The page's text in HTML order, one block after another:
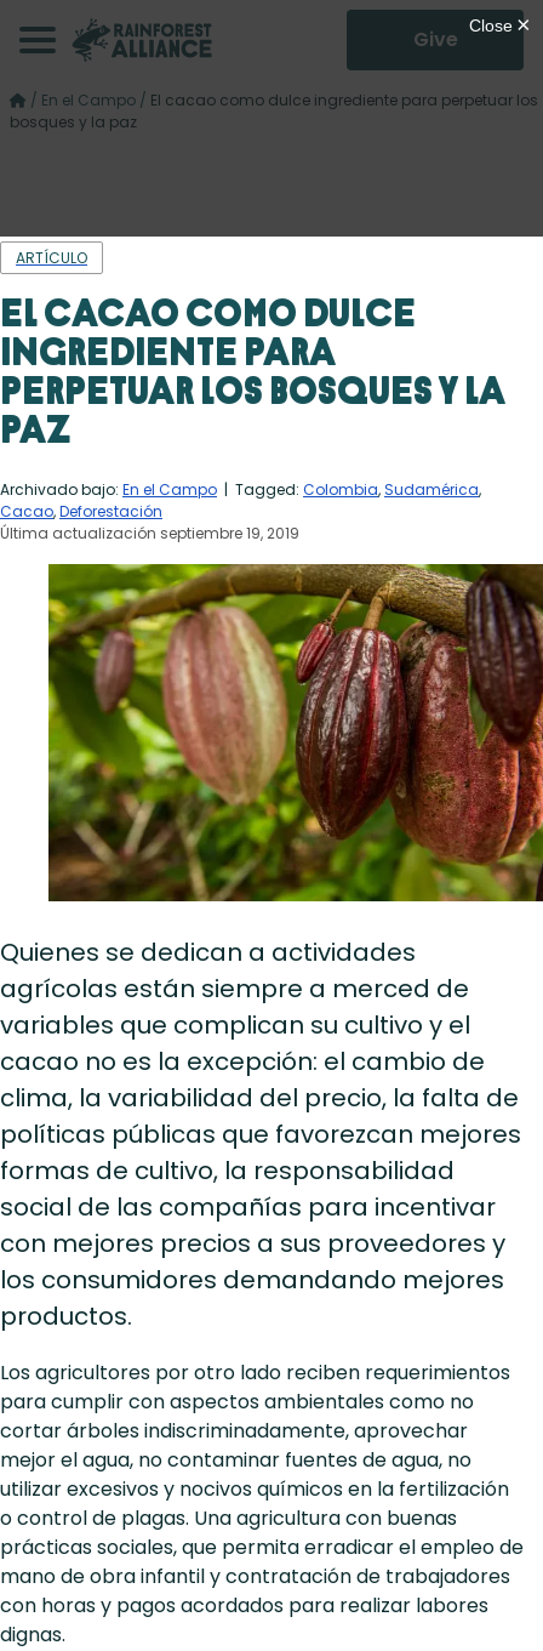
Give
/ En el Campo / El cacao como dulce ingrediente para perpetuar los
bosques y la paz
ARTÍCULO
El cacao como dulce
ingrediente para
perpetuar los bosques y la
paz
Archivado bajo: En el Campo | Tagged: Colombia,Sudamérica,
Cacao,Deforestación
Última actualización septiembre 19, 2019
Quienes se dedican a actividades
agrícolas están siempre a merced de
variables que complican su cultivo y el
cacao no es la excepción: el cambio de
clima, la variabilidad del precio, la falta de
políticas públicas que favorezcan mejores
formas de cultivo, la responsabilidad
social de las compañías para incentivar
con mejores precios a sus proveedores y
los consumidores demandando mejores
productos.
Los agricultores por otro lado reciben requerimientos
para cumplir con aspectos ambientales como no
cortar árboles indiscriminadamente, aprovechar
mejor el agua, no contaminar fuentes de agua, no
utilizar excesivos y nocivos químicos en la fertilización
o control de plagas. Una agricultura con buenas
prácticas sociales, que permita erradicar el empleo de
mano de obra infantil y contratación de trabajadores
con horas y pagos acordados para realizar labores
dignas.